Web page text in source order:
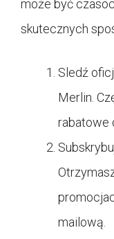
może być
skutecznych
Sledź
Merlin.
rabatowe
mailową.